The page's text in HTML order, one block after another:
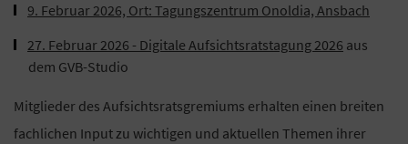
9. Februar 2026, Ort: Tagungszentrum Onoldia, Ansbach
27. Februar 2026 - Digitale Aufsichtsratstagung 2026 aus
dem GVB-Studio
Mitglieder des Aufsichtsratsgremiums erhalten einen breiten
fachlichen Input zu wichtigen und aktuellen Themen ihrer